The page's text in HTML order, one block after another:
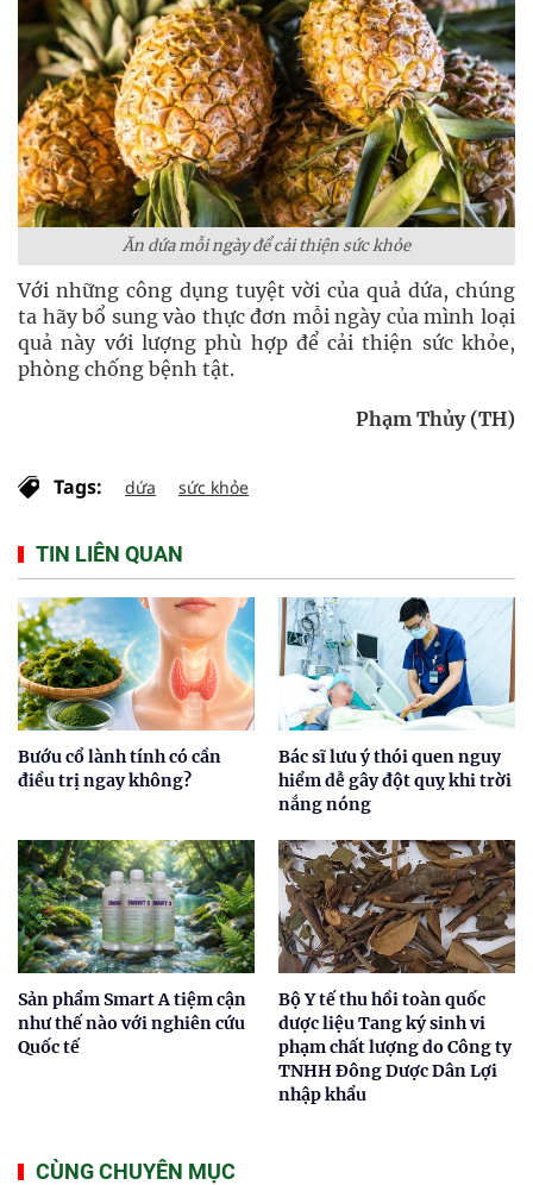
Ăn dứa mỗi ngày để cải thiện sức khỏe
Với những công dụng tuyệt vời của quả dứa, chúng
ta hãy bổ sung vào thực đơn mỗi ngày của mình loại
quả này với lượng phù hợp để cải thiện sức khỏe,
phòng chống bệnh tật.
Phạm Thủy (TH)
Tags: dứa sức khỏe
TIN LIÊN QUAN
Bướu cổ lành tính có cần
điều trị ngay không?
Bác sĩ lưu ý thói quen nguy
hiểm dễ gây đột quỵ khi trời
nắng nóng
Sản phẩm Smart A tiệm cận
như thế nào với nghiên cứu
Quốc tế
Bộ Y tế thu hồi toàn quốc
dược liệu Tang ký sinh vi
phạm chất lượng do Công ty
TNHH Đông Dược Dân Lợi
nhập khẩu
CÙNG CHUYÊN MỤC